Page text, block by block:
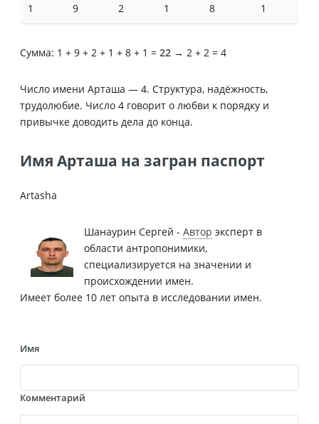
1 9 2 1 8 1
Сумма: 1 + 9 + 2 + 1 + 8 + 1 = 22 → 2 + 2 = 4
Число имени Арташа — 4. Структура, надёжность,
трудолюбие. Число 4 говорит о любви к порядку и
привычке доводить дела до конца.
Имя Арташа на загран паспорт
Artasha
Шанаурин Сергей - Автор эксперт в
области антропонимики,
специализируется на значении и
происхождении имен.
Имеет более 10 лет опыта в исследовании имен.
Имя
Комментарий